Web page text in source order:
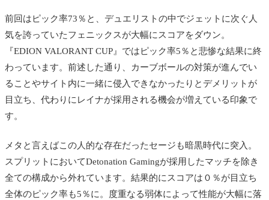
前回はピック率73％と、デュエリストの中でジェットに次ぐ人
気を誇っていたフェニックスが大幅にスコアをダウン。
『EDION VALORANT CUP』ではピック率5％と悲惨な結果に終
わっています。前述した通り、カーブボールの対策が進んでい
ることやサイト内に一緒に侵入できなかったりとデメリットが
目立ち、代わりにレイナが採用される機会が増えている印象で
す。
メタと言えばこの人的な存在だったセージも暗黒時代に突入。
スプリットにおいてDetonation Gamingが採用したマッチを除き
全ての構成から外れています。結果的にスコアは０％が目立ち
全体のピック率も5％に。度重なる弱体によって性能が大幅に落